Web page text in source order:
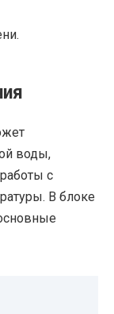
воды,
с
В блоке